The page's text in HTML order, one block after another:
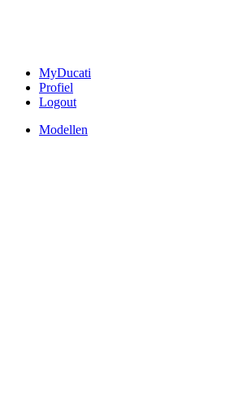
MyDucati
Profiel
Logout
Modellen